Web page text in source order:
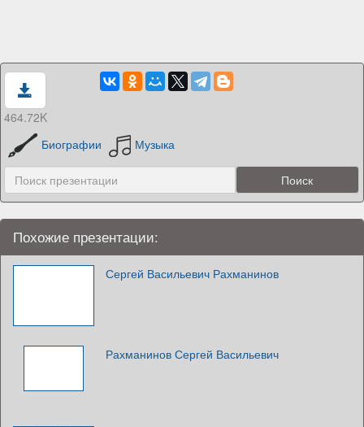
464.72K
Биографии
Музыка
Похожие презентации:
Сергей Васильевич Рахманинов
Рахманинов Сергей Васильевич